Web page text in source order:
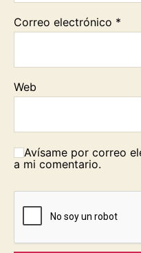
Correo electrónico *
Web
Avísame por correo
a mi comentario.